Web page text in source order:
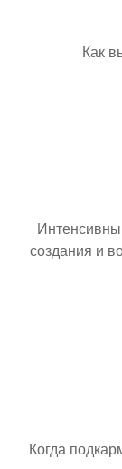
Как
создания и
Когда